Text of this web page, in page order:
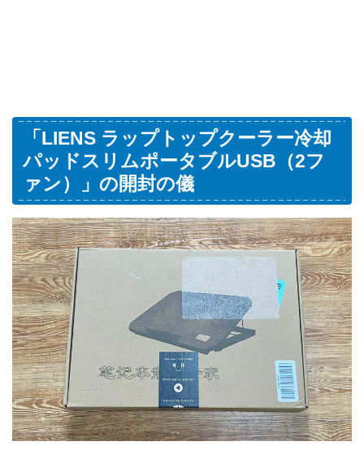
「LIENS ラップトップクーラー冷却
パッドスリムポータブルUSB（2フ
ァン）
」の開封の儀